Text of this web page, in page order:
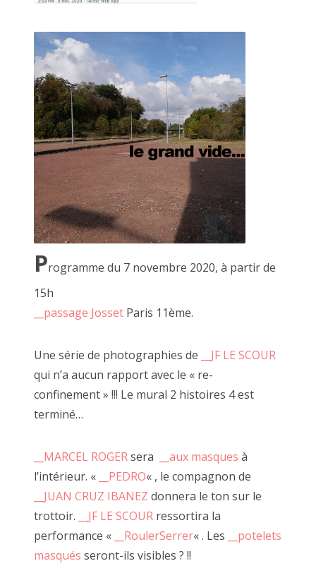
Programme du 7 novembre 2020, à partir de
15h
__passage Josset Paris 11ème.
Une série de photographies de
__JF LE SCOUR
qui n’a aucun rapport avec le « re-
confinement » !!! Le mural 2 histoires 4 est
terminé…
__MARCEL ROGERsera __aux masques à
l’intérieur. «
__PEDRO« , le compagnon de
__JUAN CRUZ IBANEZ donnera le ton sur le
trottoir.
__JF LE SCOUR ressortira la
performance «
__RoulerSerrer« . Les
__potelets
masqués seront-ils visibles ? !!
Le dictionnaire
Il m'a suffi d'un passage un jour d'automne alors que je
venais d'emménager pour capter l'énergie bienveillante et la
mise à disposition d'outils pour avoir envie de jouer à côté.
J'ai d'abord participé aux perfomances que JF nous invite à
faire.
assis sur le trottoir à regarder défiler les piétons curieux
s'attardant aux folies créatrices de JF.
Animé par l'image je suis venu avec mes premiers tirages
JF m'a invité à les accrocher à la palissade (un mur de bois
marqué par les clous des nombreuses expositions qui m'ont
précédées).